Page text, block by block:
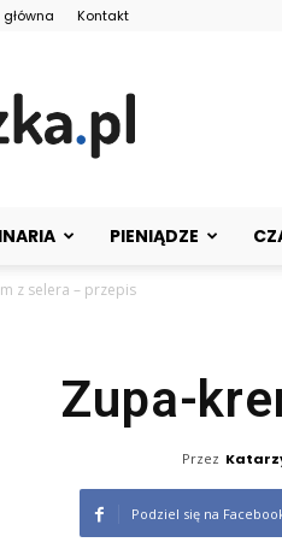
Kontakt
PIENIĄDZE
z selera – przepis
Zupa-
Przez
Podziel się na